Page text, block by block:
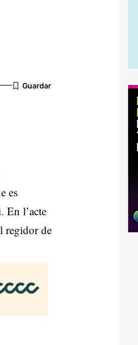
es
En l’acte
regidor de